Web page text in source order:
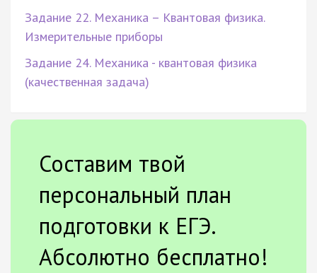
Задание 22. Механика – Квантовая физика.
Измерительные приборы
Задание 24. Механика - квантовая физика
(качественная задача)
Составим твой
персональный план
подготовки к ЕГЭ.
Абсолютно бесплатно!